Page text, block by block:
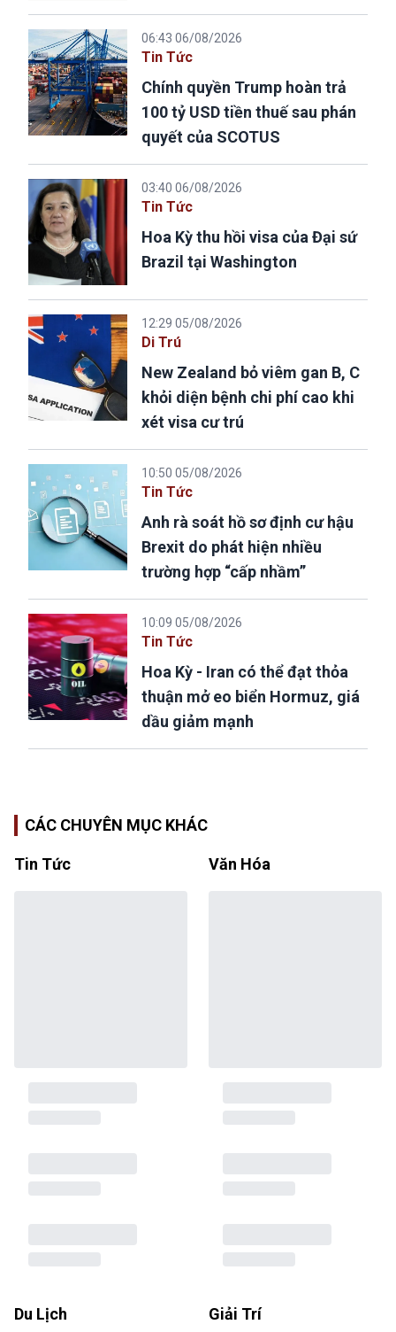
06:43 06/08/2026
Tin Tức
Chính quyền Trump hoàn trả
100 tỷ USD tiền thuế sau phán
quyết của SCOTUS
03:40 06/08/2026
Tin Tức
Hoa Kỳ thu hồi visa của Đại sứ
Brazil tại Washington
12:29 05/08/2026
Di Trú
New Zealand bỏ viêm gan B, C
khỏi diện bệnh chi phí cao khi
xét visa cư trú
10:50 05/08/2026
Tin Tức
Anh rà soát hồ sơ định cư hậu
Brexit do phát hiện nhiều
trường hợp “cấp nhầm”
10:09 05/08/2026
Tin Tức
Hoa Kỳ - Iran có thể đạt thỏa
thuận mở eo biển Hormuz, giá
dầu giảm mạnh
CÁC CHUYÊN MỤC KHÁC
Tin Tức Văn Hóa
Du Lịch Giải Trí